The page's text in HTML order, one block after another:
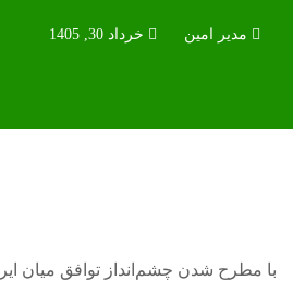
مدیر امین خرداد 30, 1405
با مطرح شدن چشم‌انداز توافق میان